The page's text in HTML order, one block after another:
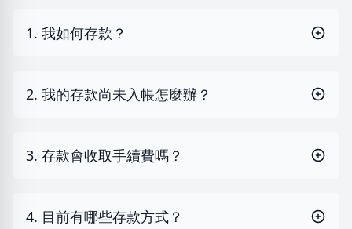
1. 我如何存款？
2. 我的存款尚未入帳怎麼辦？
3. 存款會收取手續費嗎？
4. 目前有哪些存款方式？